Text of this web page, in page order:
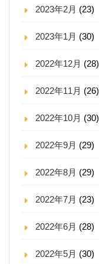
2023年2月 (23)
2023年1月 (30)
2022年12月 (28)
2022年11月 (26)
2022年10月 (30)
2022年9月 (29)
2022年8月 (29)
2022年7月 (23)
2022年6月 (28)
2022年5月 (30)